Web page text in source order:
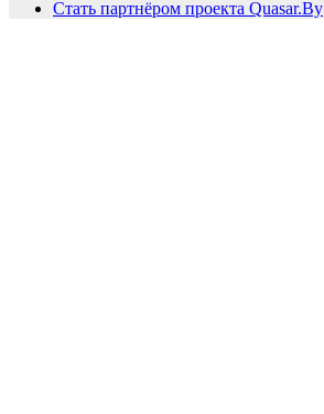
Стать партнёром проекта Quasar.By